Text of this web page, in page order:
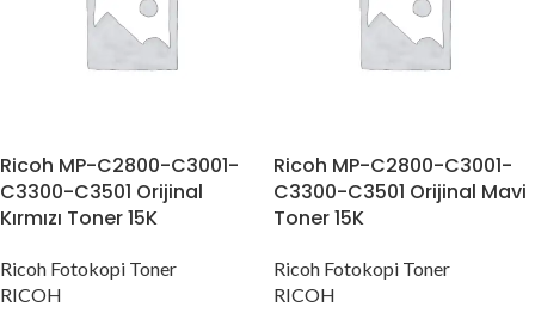
Ricoh MP-C2800-C3001-
C3300-C3501 Orijinal
Kırmızı Toner 15K
Ricoh Fotokopi Toner
RICOH
Ricoh MP-C2800-C3001-
C3300-C3501 Orijinal Mavi
Toner 15K
Ricoh Fotokopi Toner
RICOH